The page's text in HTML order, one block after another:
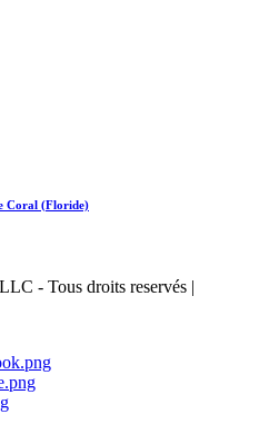
Coral (Floride)
- Tous droits reservés |